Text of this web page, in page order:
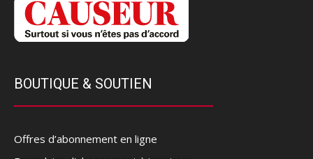
BOUTIQUE & SOUTIEN
Offres d’abonnement en ligne